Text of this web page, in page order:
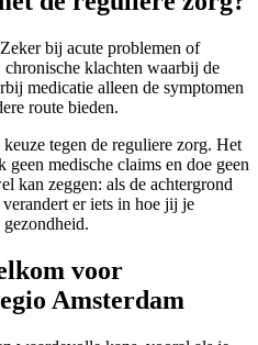
bij acute problemen of
klachten waarbij de
medicatie alleen de symptomen
route bieden.
tegen de reguliere zorg. Het
geen medische claims en doe geen
kan zeggen: als de achtergrond
er iets in hoe jij je
voor
Amsterdam